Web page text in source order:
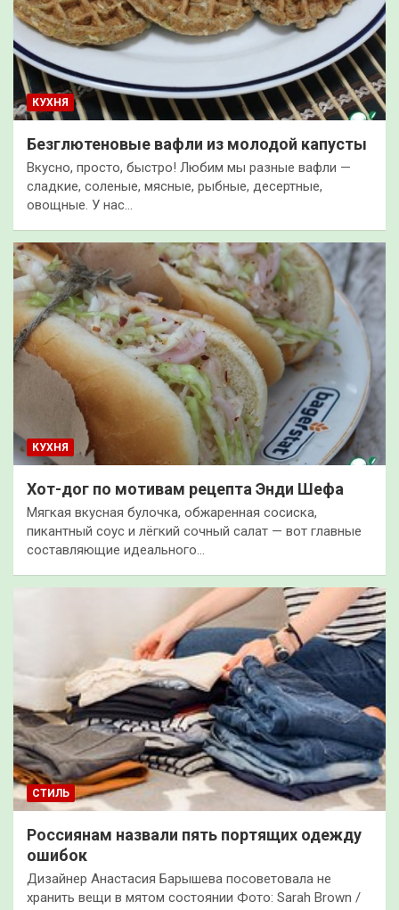
КУХНЯ
Безглютеновые вафли из молодой капусты
Вкусно, просто, быстро! Любим мы разные вафли —
сладкие, соленые, мясные, рыбные, десертные,
овощные. У нас…
КУХНЯ
Хот-дог по мотивам рецепта Энди Шефа
Мягкая вкусная булочка, обжаренная сосиска,
пикантный соус и лёгкий сочный салат — вот главные
составляющие идеального…
СТИЛЬ
Россиянам назвали пять портящих одежду
ошибок
Дизайнер Анастасия Барышева посоветовала не
хранить вещи в мятом состоянии Фото: Sarah Brown /